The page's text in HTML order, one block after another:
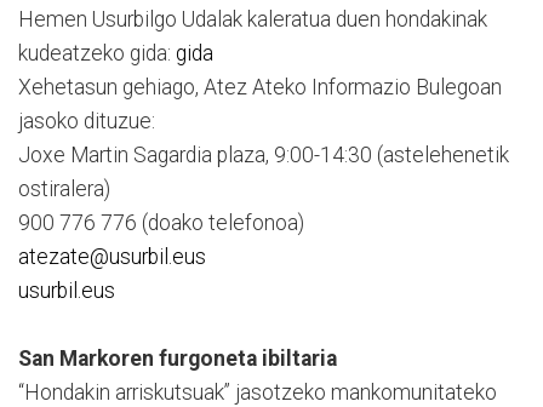
Hemen Usurbilgo Udalak kaleratua duen hondakinak
kudeatzeko gida: gida
Xehetasun gehiago, Atez Ateko Informazio Bulegoan
jasoko dituzue:
Joxe Martin Sagardia plaza, 9:00-14:30 (astelehenetik
ostiralera)
900 776 776 (doako telefonoa)
atezate@usurbil.eus
usurbil.eus
San Markoren furgoneta ibiltaria
“Hondakin arriskutsuak” jasotzeko mankomunitateko